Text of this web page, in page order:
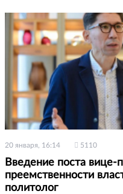
20 января, 16:14 5110
Введение поста вице-
преемственности
политолог